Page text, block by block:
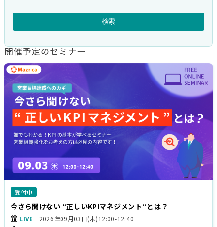
検索
開催予定のセミナー
受付中
今さら聞けない “正しいKPIマネジメント”とは？
LIVE
2026年09月03日(木)12:00-12:40